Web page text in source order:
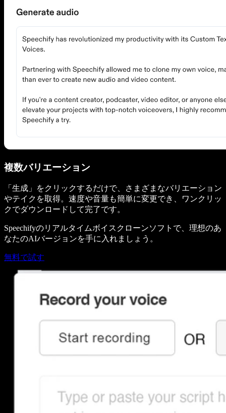
複数バリエーション
「生成」をクリックするだけで、さまざまなバリエーション
やテイクを取得。速度や音量も簡単に変更でき、ワンクリッ
クでダウンロードして完了です。
Speechifyのリアルタイムボイスクローンソフトで、理想のあ
なたのAIバージョンを手に入れましょう。
無料で試す